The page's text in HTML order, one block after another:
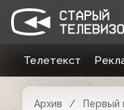
Телетекст
Архив Первый